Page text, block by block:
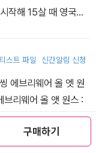
구매하기
작해 15살 때 영국으
아로 돌아와 미스 말
레이시아로 뽑힌 후
경은 <예스 마담>시
나온 이 시리즈는 홍
스트 파일 신간알림 신청
에브리웨어 올 엣 원
리웨어 올 앳 원스 :
종(모두보기)